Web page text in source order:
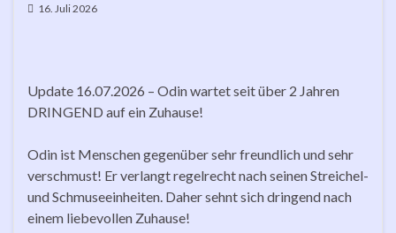
16. Juli 2026
Update 16.07.2026 – Odin wartet seit über 2 Jahren
DRINGEND auf ein Zuhause!
Odin ist Menschen gegenüber sehr freundlich und sehr
verschmust! Er verlangt regelrecht nach seinen Streichel-
und Schmuseeinheiten. Daher sehnt sich dringend nach
einem liebevollen Zuhause!